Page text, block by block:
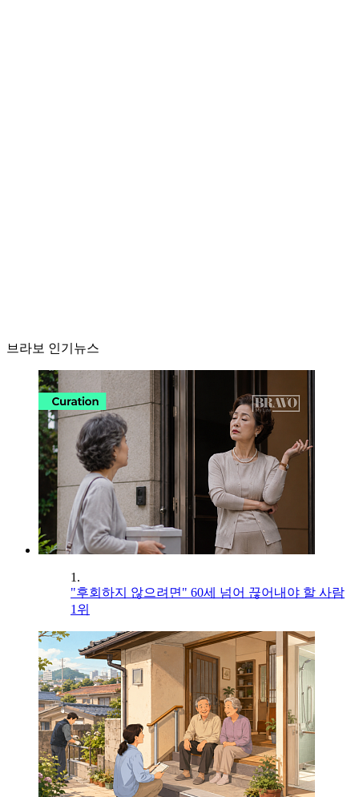
브라보 인기뉴스
1.
"후회하지 않으려면" 60세 넘어 끊어내야 할 사람
1위